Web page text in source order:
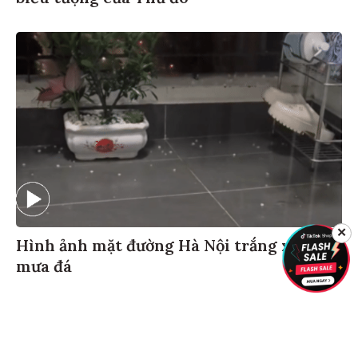
Hình ảnh mặt đường Hà Nội trắng xoá vì
mưa đá
✕